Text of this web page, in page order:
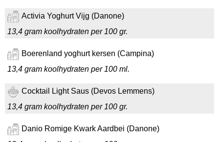
Activia Yoghurt Vijg (Danone)
13,4 gram koolhydraten per 100 gr.
Boerenland yoghurt kersen (Campina)
13,4 gram koolhydraten per 100 ml.
Cocktail Light Saus (Devos Lemmens)
13,4 gram koolhydraten per 100 gr.
Danio Romige Kwark Aardbei (Danone)